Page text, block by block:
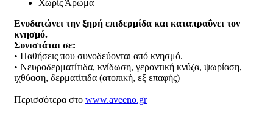
Χωρίς Άρωμα
Ενυδατώνει την ξηρή επιδερμίδα και καταπραΰνει τον
κνησμό.
Συνιστάται σε:
• Παθήσεις που συνοδεύονται από κνησμό.
• Νευροδερματίτιδα, κνίδωση, γεροντική κνύζα, ψωρίαση,
ιχθύαση, δερματίτιδα (ατοπική, εξ επαφής)
Περισσότερα στο www.aveeno.gr